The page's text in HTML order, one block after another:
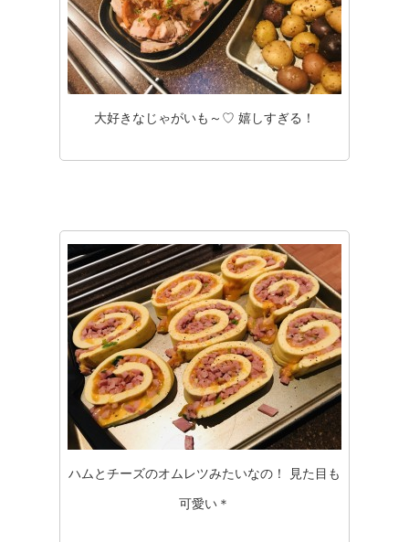
大好きなじゃがいも～♡ 嬉しすぎる！
ハムとチーズのオムレツみたいなの！ 見た目も
可愛い＊